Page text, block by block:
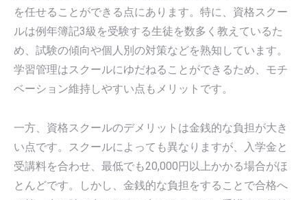
を任せることができる点にあります。特に、資格スクー
ルは例年簿記3級を受験する生徒を数多く教えているた
め、試験の傾向や個人別の対策などを熟知しています。
学習管理はスクールにゆだねることができるため、モチ
ベーション維持しやすい点もメリットです。
一方、資格スクールのデメリットは金銭的な負担が大き
い点です。スクールによっても異なりますが、入学金と
受講料を合わせ、最低でも20,000円以上かかる場合がほ
とんどです。しかし、金銭的な負担をすることで合格へ